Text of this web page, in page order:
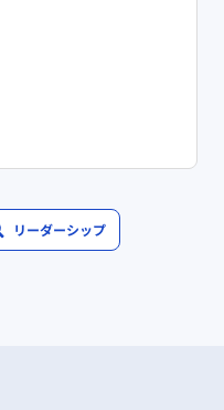
リーダーシップ